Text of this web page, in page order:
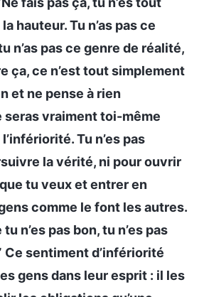
hauteur. Tu n’as pas ce
n’as pas ce genre de réalité,
ça, ce n’est tout simplement
et ne pense à rien
seras vraiment toi-même
Tu n’es pas
la vérité, ni pour ouvrir
tu veux et entrer en
comme le font les autres.
n’es pas bon, tu n’es pas
Ce sentiment d’infériorité
gens dans leur esprit : il les